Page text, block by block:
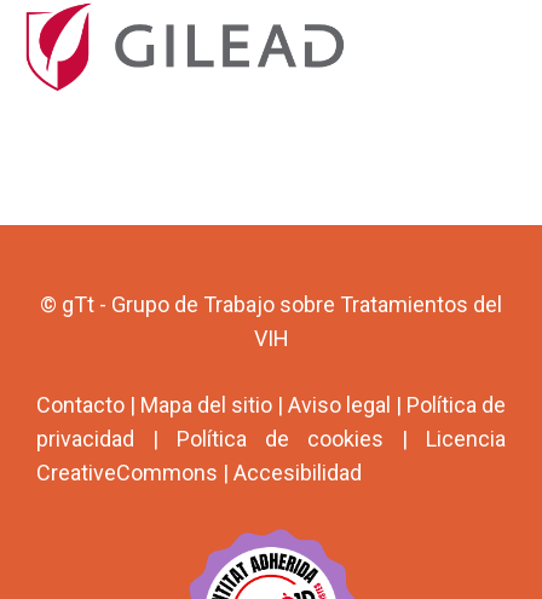
© gTt - Grupo de Trabajo sobre Tratamientos del
VIH
Contacto | Mapa del sitio | Aviso legal | Política de
privacidad | Política de cookies | Licencia
CreativeCommons | Accesibilidad